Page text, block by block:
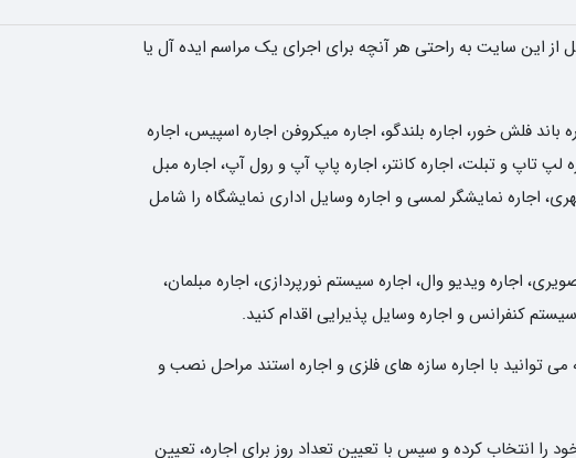
از این سایت به راحتی هر آنچه برای اجرای یک مراسم ایده آل یا
فلش خور، اجاره بلندگو، اجاره میکروفن اجاره اسپیس، اجاره
تاپ و تبلت، اجاره کانتر، اجاره پاپ آپ و رول آپ، اجاره مبل
اجاره نمایشگر لمسی و اجاره وسایل اداری نمایشگاه را شامل
اجاره ویدیو وال، اجاره سیستم نورپردازی، اجاره مبلمان،
سیستم کنفرانس و اجاره وسایل پذیرایی اقدام کنید.
توانید با اجاره سازه های فلزی و اجاره استند مراحل نصب و
را انتخاب کرده و سپس با تعیین تعداد روز برای اجاره، تعیین